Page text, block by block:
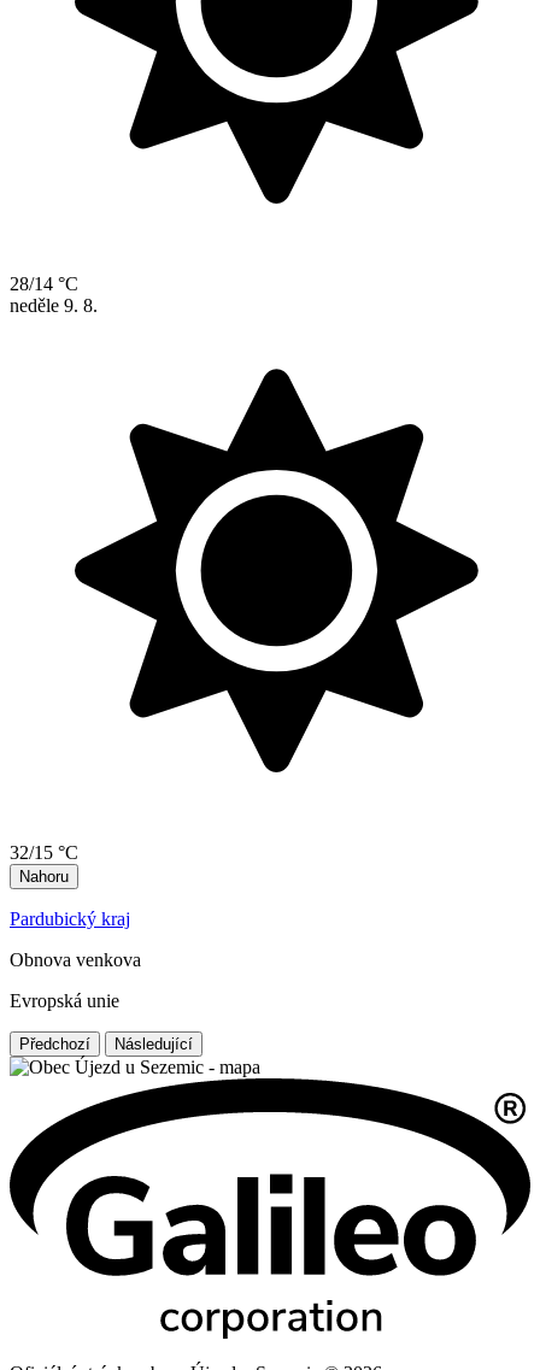
28/14 °C
neděle 9. 8.
32/15 °C
Nahoru
Pardubický kraj
Obnova venkova
Evropská unie
Předchozí Následující